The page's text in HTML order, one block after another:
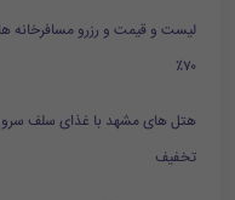
لیست و قیمت و رزرو مسافرخانه
۷۰٪
تخفیف